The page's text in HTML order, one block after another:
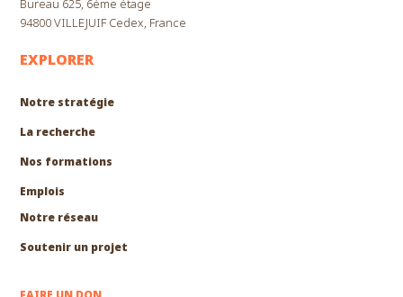
94800 VILLEJUIF Cedex, France
EXPLORER
Notre stratégie
La recherche
Nos formations
Emplois
Notre réseau
Soutenir un projet